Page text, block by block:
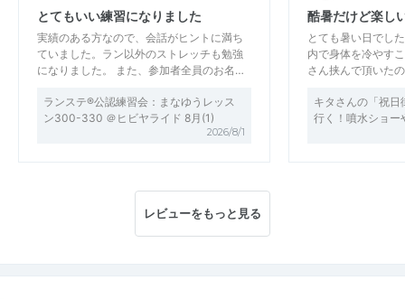
とてもいい練習になりました
実績のある方なので、会話がヒントに満ち
ていました。ラン以外のストレッチも勉強
になりました。 また、参加者全員のお名…
ランステ®公認練習会：まなゆうレッス
ン300-330 ＠ヒビヤライド 8月(1)
2026/8/1
酷暑だけど楽し
とても暑い日でし
内で身体を冷やす
さん挟んで頂いた
キタさんの「祝日
行く！噴水ショ
レビューをもっと見る